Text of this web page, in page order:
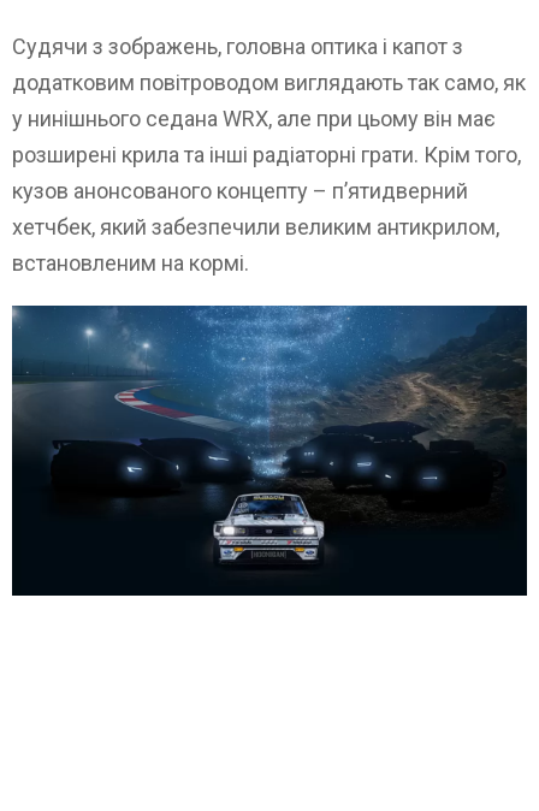
Судячи з зображень, головна оптика і капот з
додатковим повітроводом виглядають так само, як
у нинішнього седана WRX, але при цьому він має
розширені крила та інші радіаторні грати. Крім того,
кузов анонсованого концепту – п’ятидверний
хетчбек, який забезпечили великим антикрилом,
встановленим на кормі.